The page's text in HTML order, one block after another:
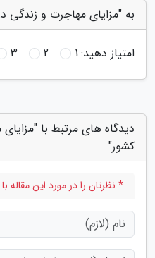
به "مزایای مهاجرت و زندگی
امتیاز دهید:1
2
3
دیدگاه های مرتبط با
کشور"
* نظرتان را در مورد این مقاله